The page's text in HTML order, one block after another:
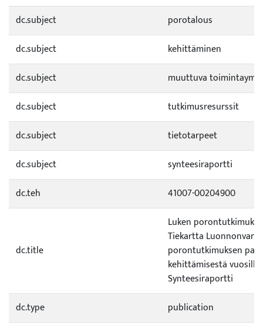
dc.subject
porotalous
dc.subject
kehittäminen
dc.subject
muuttuva
dc.subject
tutkimusresurssit
dc.subject
tietotarpeet
dc.subject
synteesiraportti
dc.teh
41007-00204900
dc.title
Luken
Tiekartta
porontutkimuksen
kehittämisestä vuosille
Synteesiraportti
dc.type
publication